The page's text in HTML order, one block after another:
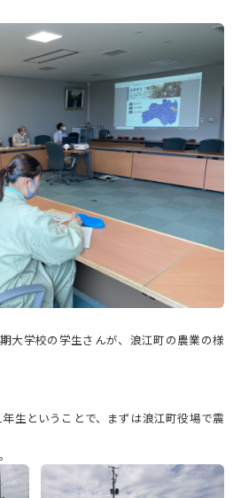
大学校の学生さんが、浪江町の農業の様
生ということで、まずは浪江町役場で震